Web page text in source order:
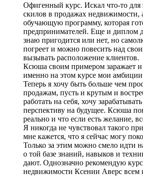
Офигенный курс. Искал что-то для
скилов в продажах недвижимости,
обучающую программу, которая
предпринимателей. Еще и диплом
знаю пригодится или нет, но
погреет и можно повесить над
вызывать расположение клиентов.
Ксюша своим примером заражает и
именно на этом курсе мои
Теперь я хочу быть больше чем
продажам, пусть и крутым и
работать на себя, хочу
перспективу на будущее. Ксюша
реально и что если есть желание,
Я никогда не чувствовал такого
мне кажется, что я сейчас могу
Только за этим можно смело идти
о той базе знаний, навыков и
дают. Однозначно рекомендую курс
недвижимости Ксении Аверс всем